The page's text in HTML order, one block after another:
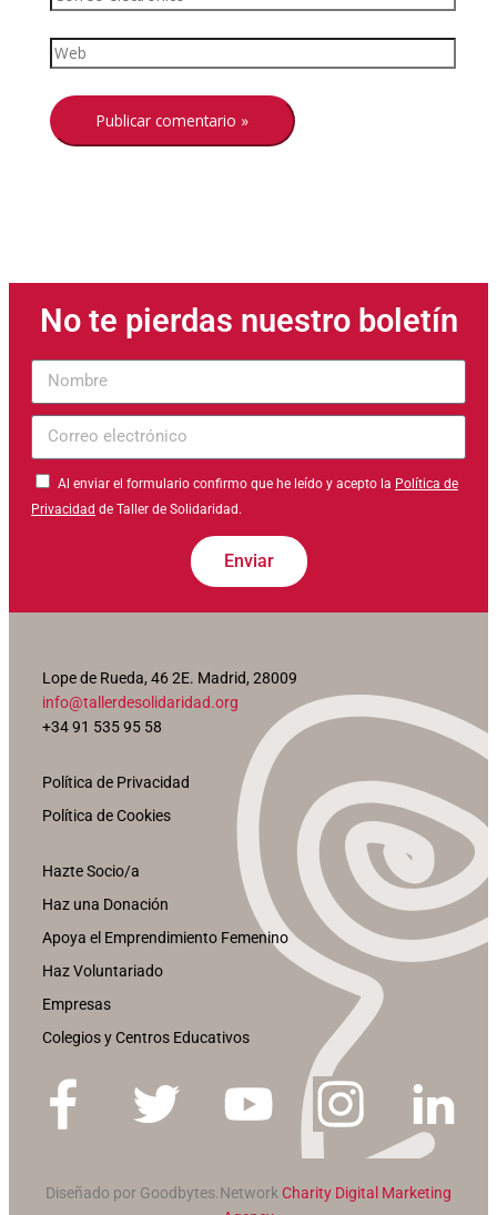
No te pierdas nuestro boletín
Nombre
Correo
Al enviar el formulario confirmo que he leído y acepto la Política de
Privacidad de Taller de Solidaridad.
Enviar
Lope de Rueda, 46 2E. Madrid, 28009
info@tallerdesolidaridad.org
+34 91 535 95 58
Política de Privacidad
Política de Cookies
Hazte Socio/a
Haz una Donación
Apoya el Emprendimiento Femenino
Haz Voluntariado
Empresas
Colegios y Centros Educativos
Diseñado por Goodbytes.NetworkCharity Digital Marketing